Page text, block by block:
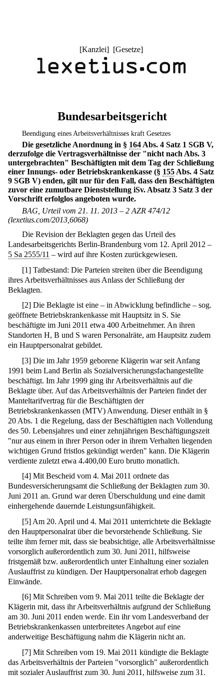
[Kanzlei] [Gesetze]
Bundesarbeitsgericht
Beendigung eines Arbeitsverhältnisses kraft Gesetzes
Die gesetzliche Anordnung in § 164 Abs. 4 Satz 1 SGB V,
derzufolge die Vertragsverhältnisse der "nicht nach Abs. 3
untergebrachten" Beschäftigten mit dem Tag der Schließung
einer Innungs- oder Betriebskrankenkasse (§ 155 Abs. 4 Satz
9 SGB V) enden, gilt nur für den Fall, dass den Beschäftigten
zuvor eine zumutbare Dienststellung iSv. Absatz 3 Satz 3 der
Vorschrift erfolglos angeboten wurde.
BAG, Urteil vom 21. 11. 2013 – 2 AZR 474/12
(lexetius.com/2013,6068)
Die Revision der Beklagten gegen das Urteil des
Landesarbeitsgerichts Berlin-Brandenburg vom 12. April 2012 –
5 Sa 2555/11 – wird auf ihre Kosten zurückgewiesen.
[1] Tatbestand: Die Parteien streiten über die Beendigung
ihres Arbeitsverhältnisses aus Anlass der Schließung der
Beklagten.
[2] Die Beklagte ist eine – in Abwicklung befindliche – sog.
geöffnete Betriebskrankenkasse mit Hauptsitz in S. Sie
beschäftigte im Juni 2011 etwa 400 Arbeitnehmer. An ihren
Standorten H, B und S waren Personalräte, am Hauptsitz zudem
ein Hauptpersonalrat gebildet.
[3] Die im Jahr 1959 geborene Klägerin war seit Anfang
1991 beim Land Berlin als Sozialversicherungsfachangestellte
beschäftigt. Im Jahr 1999 ging ihr Arbeitsverhältnis auf die
Beklagte über. Auf das Arbeitsverhältnis der Parteien findet der
Manteltarifvertrag für die Beschäftigten der
Betriebskrankenkassen (MTV) Anwendung. Dieser enthält in §
20 Abs. 1 die Regelung, dass der Beschäftigten nach Vollendung
des 50. Lebensjahres und einer zehnjährigen Beschäftigungszeit
"nur aus einem in ihrer Person oder in ihrem Verhalten liegenden
wichtigen Grund fristlos gekündigt werden" kann. Die Klägerin
verdiente zuletzt etwa 4.400,00 Euro brutto monatlich.
[4] Mit Bescheid vom 4. Mai 2011 ordnete das
Bundesversicherungsamt die Schließung der Beklagten zum 30.
Juni 2011 an. Grund war deren Überschuldung und eine damit
einhergehende dauernde Leistungsunfähigkeit.
[5] Am 20. April und 4. Mai 2011 unterrichtete die Beklagte
den Hauptpersonalrat über die bevorstehende Schließung. Sie
teilte ihm ferner mit, dass sie beabsichtige, alle Arbeitsverhältnisse
vorsorglich außerordentlich zum 30. Juni 2011, hilfsweise
fristgemäß bzw. außerordentlich unter Einhaltung einer sozialen
Auslauffrist zu kündigen. Der Hauptpersonalrat erhob dagegen
Einwände.
[6] Mit Schreiben vom 9. Mai 2011 teilte die Beklagte der
Klägerin mit, dass ihr Arbeitsverhältnis aufgrund der Schließung
am 30. Juni 2011 enden werde. Ein ihr vom Landesverband der
Betriebskrankenkassen unterbreitetes Angebot auf eine
anderweitige Beschäftigung nahm die Klägerin nicht an.
[7] Mit Schreiben vom 19. Mai 2011 kündigte die Beklagte
das Arbeitsverhältnis der Parteien "vorsorglich" außerordentlich
mit sozialer Auslauffrist zum 30. Juni 2011, hilfsweise zum 31.